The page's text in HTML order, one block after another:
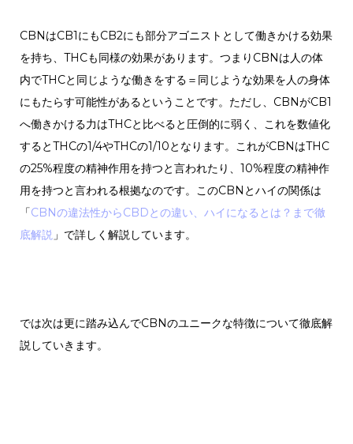
CBNはCB1にもCB2にも部分アゴニストとして働きかける効果
を持ち、THCも同様の効果があります。つまりCBNは人の体
内でTHCと同じような働きをする＝同じような効果を人の身体
にもたらす可能性があるということです。ただし、CBNがCB1
へ働きかける力はTHCと比べると圧倒的に弱く、これを数値化
するとTHCの1/4やTHCの1/10となります。これがCBNはTHC
の25%程度の精神作用を持つと言われたり、10%程度の精神作
用を持つと言われる根拠なのです。このCBNとハイの関係は
「CBNの違法性からCBDとの違い、ハイになるとは？まで徹
底解説」で詳しく解説しています。
では次は更に踏み込んでCBNのユニークな特徴について徹底解
説していきます。